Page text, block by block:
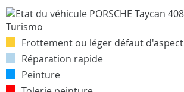
Frottement ou léger défaut d'aspect
Réparation rapide
Peinture